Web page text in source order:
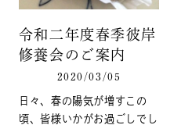
令和二年度春季彼岸
修養会のご案内
2020/03/05
日々、春の陽気が増すこの
頃、皆様いかがお過ごしでし